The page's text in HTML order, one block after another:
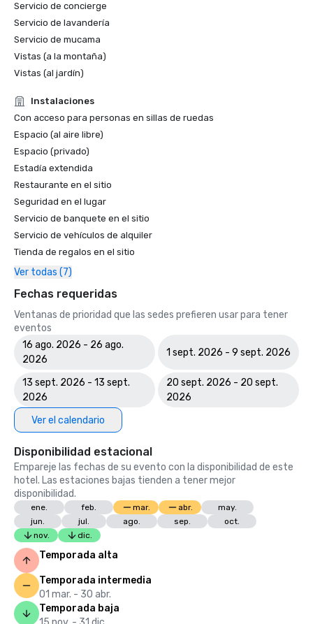
Servicio de concierge
Servicio de lavandería
Servicio de mucama
Vistas (a la montaña)
Vistas (al jardín)
Instalaciones
Con acceso para personas en sillas de ruedas
Espacio (al aire libre)
Espacio (privado)
Estadía extendida
Restaurante en el sitio
Seguridad en el lugar
Servicio de banquete en el sitio
Servicio de vehículos de alquiler
Tienda de regalos en el sitio
Ver todas (7)
Fechas requeridas
Ventanas de prioridad que las sedes prefieren usar para tener
eventos
16 ago. 2026 - 26 ago.
2026
1 sept. 2026 - 9 sept. 2026
13 sept. 2026 - 13 sept.
2026
20 sept. 2026 - 20 sept.
2026
Ver el calendario
Disponibilidad estacional
Empareje las fechas de su evento con la disponibilidad de este
hotel. Las estaciones bajas tienden a tener mejor
disponibilidad.
ene. feb. mar. abr.
may.
jun.
jul. ago. sep.
oct.
nov.
dic.
Temporada alta
Temporada intermedia
01 mar. - 30 abr.
Temporada baja